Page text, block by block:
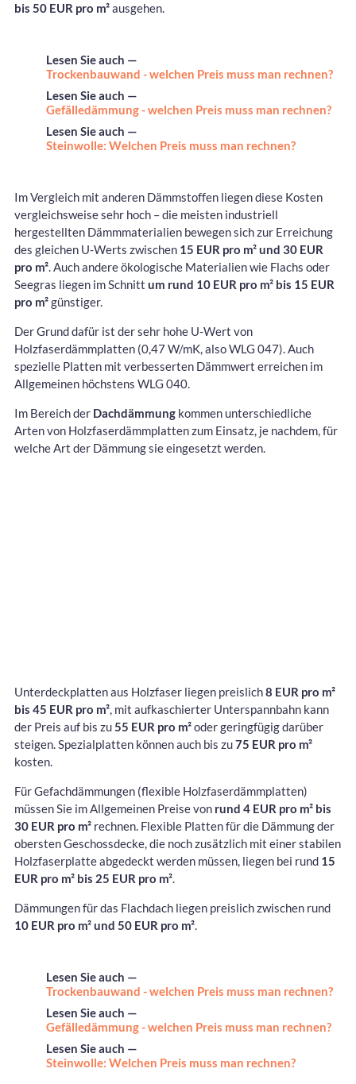
bis 50 EUR pro m²ausgehen.
Lesen Sie auch —
Trockenbauwand - welchen Preis muss man rechnen?
Lesen Sie auch —
Gefälledämmung - welchen Preis muss man rechnen?
Lesen Sie auch —
Steinwolle: Welchen Preis muss man rechnen?
Im Vergleich mit anderen Dämmstoffen liegen diese Kosten
vergleichsweise sehr hoch – die meisten industriell
hergestellten Dämmmaterialien bewegen sich zur Erreichung
des gleichen U-Werts zwischen 15 EUR pro m² und 30 EUR
pro m². Auch andere ökologische Materialien wie Flachs oder
Seegras liegen im Schnitt um rund 10 EUR pro m² bis 15 EUR
pro m²günstiger.
Der Grund dafür ist der sehr hohe U-Wert von
Holzfaserdämmplatten (0,47 W/mK, also WLG 047). Auch
spezielle Platten mit verbesserten Dämmwert erreichen im
Allgemeinen höchstens WLG 040.
Im Bereich der Dachdämmung kommen unterschiedliche
Arten von Holzfaserdämmplatten zum Einsatz, je nachdem, für
welche Art der Dämmung sie eingesetzt werden.
Unterdeckplatten aus Holzfaser liegen preislich8 EUR pro m²
bis 45 EUR pro m², mit aufkaschierter Unterspannbahn kann
der Preis auf bis zu55 EUR pro m²oder geringfügig darüber
steigen. Spezialplatten können auch bis zu75 EUR pro m²
kosten.
Für Gefachdämmungen (flexible Holzfaserdämmplatten)
müssen Sie im Allgemeinen Preise von rund 4 EUR pro m² bis
30 EUR pro m² rechnen. Flexible Platten für die Dämmung der
obersten Geschossdecke, die noch zusätzlich mit einer stabilen
Holzfaserplatte abgedeckt werden müssen, liegen bei rund 15
EUR pro m² bis 25 EUR pro m².
Dämmungen für das Flachdach liegen preislich zwischen rund
10 EUR pro m² und 50 EUR pro m².
Lesen Sie auch —
Trockenbauwand - welchen Preis muss man rechnen?
Lesen Sie auch —
Gefälledämmung - welchen Preis muss man rechnen?
Lesen Sie auch —
Steinwolle: Welchen Preis muss man rechnen?